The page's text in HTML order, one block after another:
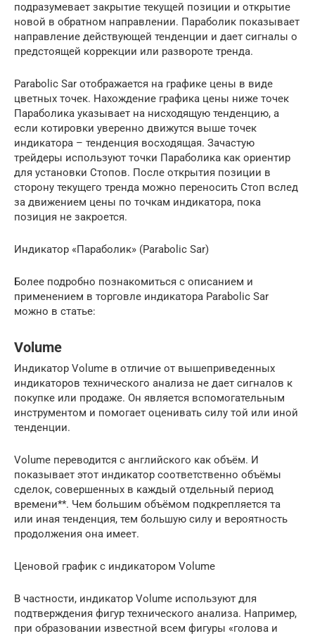
подразумевает закрытие текущей позиции и открытие
новой в обратном направлении. Параболик показывает
направление действующей тенденции и дает сигналы о
предстоящей коррекции или развороте тренда.
Parabolic Sar отображается на графике цены в виде
цветных точек. Нахождение графика цены ниже точек
Параболика указывает на нисходящую тенденцию, а
если котировки уверенно движутся выше точек
индикатора – тенденция восходящая. Зачастую
трейдеры используют точки Параболика как ориентир
для установки Стопов. После открытия позиции в
сторону текущего тренда можно переносить Стоп вслед
за движением цены по точкам индикатора, пока
позиция не закроется.
Индикатор «Параболик» (Parabolic Sar)
Более подробно познакомиться с описанием и
применением в торговле индикатора Parabolic Sar
можно в статье:
Volume
Индикатор Volume в отличие от вышеприведенных
индикаторов технического анализа не дает сигналов к
покупке или продаже. Он является вспомогательным
инструментом и помогает оценивать силу той или иной
тенденции.
Volume переводится с английского как объём. И
показывает этот индикатор соответственно объёмы
сделок, совершенных в каждый отдельный период
времени**. Чем большим объёмом подкрепляется та
или иная тенденция, тем большую силу и вероятность
продолжения она имеет.
Ценовой график с индикатором Volume
В частности, индикатор Volume используют для
подтверждения фигур технического анализа. Например,
при образовании известной всем фигуры «голова и